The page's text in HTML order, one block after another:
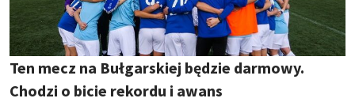
Ten mecz na Bułgarskiej będzie darmowy.
Chodzi o bicie rekordu i awans